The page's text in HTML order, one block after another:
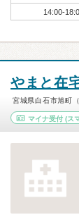
14:00-
やまと在
宮城県白石市旭町
マイナ受付 (ス